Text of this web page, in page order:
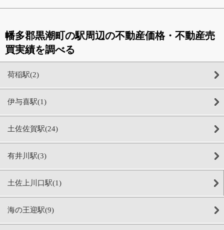
幡多郡黒潮町の駅周辺の不動産価格・不動産売
買実績を調べる
荷稲駅(2)
伊与喜駅(1)
土佐佐賀駅(24)
有井川駅(3)
土佐上川口駅(1)
海の王迎駅(9)